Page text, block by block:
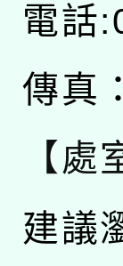
電話
傳真
【處
建議